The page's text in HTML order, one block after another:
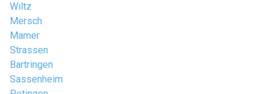
Wiltz
Mersch
Mamer
Strassen
Bartringen
Sassenheim